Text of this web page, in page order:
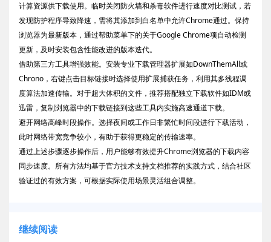
计算资源供下载使用。临时关闭防火墙和杀毒软件进行速度对比测试，若
发现防护程序导致降速，需将其添加到白名单中允许Chrome通过。保持
浏览器为最新版本，通过帮助菜单下的关于Google Chrome项自动检测
更新，及时安装包含性能改进的版本迭代。
借助第三方工具增强效能。安装专业下载管理器扩展如DownThemAll或
Chrono，右键点击目标链接时选择使用扩展捕获任务，利用其多线程调
度算法加速传输。对于超大体积的文件，推荐搭配独立下载软件如IDM或
迅雷，复制浏览器中的下载链接到这些工具内实施高速通道下载。
避开网络高峰时段操作。选择夜间或工作日非繁忙时间段进行下载活动，
此时网络带宽竞争较小，有助于获得更稳定的传输速率。
通过上述步骤逐步操作后，用户能够有效提升Chrome浏览器的下载内容
同步速度。所有方法均基于官方技术支持文档推荐的实践方式，结合社区
验证过的有效方案，可根据实际使用场景灵活组合调整。
继续阅读